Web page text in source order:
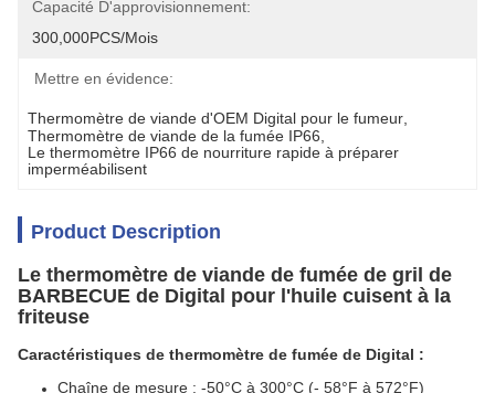
Capacité D'approvisionnement:
300,000PCS/mois
Mettre en évidence:
Thermomètre de viande d'OEM Digital pour le fumeur
Thermomètre de viande de la fumée IP66
Le thermomètre IP66 de nourriture rapide à préparer
imperméabilisent
Product Description
Le thermomètre de viande de fumée de gril de
BARBECUE de Digital pour l'huile cuisent à la
friteuse
Caractéristiques de thermomètre de fumée de Digital :
Chaîne de mesure : -50°C à 300°C (- 58°F à 572°F)